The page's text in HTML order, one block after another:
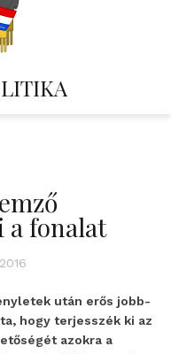
a fonalat
után erős jobb-
hogy terjesszék ki az
azokra a